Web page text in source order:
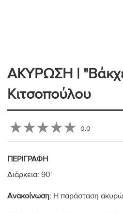
ΑΚΥΡΩΣΗ |
Κιτσοπούλου
0.0
ΠΕΡΙΓΡΑΦΉ
Διάρκεια: 90'
Ανακοίνωση: Η παράσταση